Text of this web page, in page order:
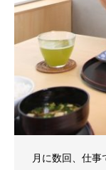
月に数回、仕